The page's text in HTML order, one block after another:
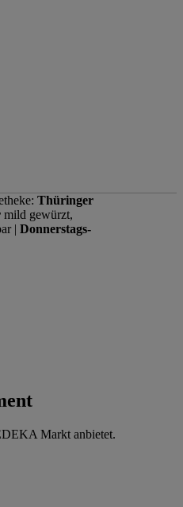
Thüringer
mild gewürzt,
| Donnerstags-
Markt anbietet.